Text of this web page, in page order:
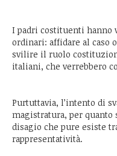
I padri costituenti hanno
ordinari: affidare al caso
svilire il ruolo
italiani, che verrebbero
Purtuttavia, l’intento di
magistratura, per
disagio che pure esiste
rappresentatività.